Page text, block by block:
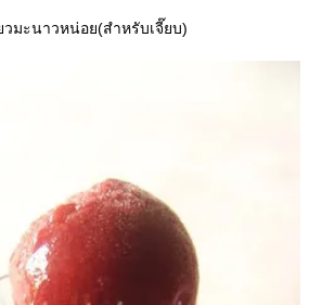
วมะนาวหน่อย(สำหรับเจี๊ยบ)